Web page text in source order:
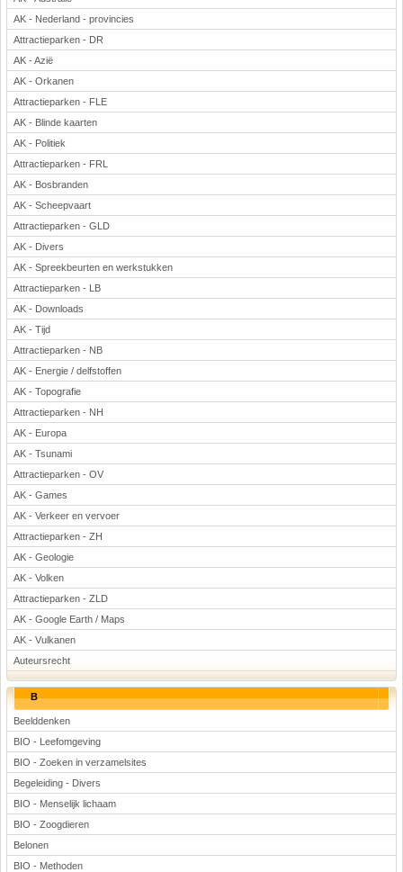
AK - Nederland - provincies
Attractieparken - DR
AK - Azië
AK - Orkanen
Attractieparken - FLE
AK - Blinde kaarten
AK - Politiek
Attractieparken - FRL
AK - Bosbranden
AK - Scheepvaart
Attractieparken - GLD
AK - Divers
AK - Spreekbeurten en werkstukken
Attractieparken - LB
AK - Downloads
AK - Tijd
Attractieparken - NB
AK - Energie / delfstoffen
AK - Topografie
Attractieparken - NH
AK - Europa
AK - Tsunami
Attractieparken - OV
AK - Games
AK - Verkeer en vervoer
Attractieparken - ZH
AK - Geologie
AK - Volken
Attractieparken - ZLD
AK - Google Earth / Maps
AK - Vulkanen
Auteursrecht
B
Beelddenken
BIO - Leefomgeving
BIO - Zoeken in verzamelsites
Begeleiding - Divers
BIO - Menselijk lichaam
BIO - Zoogdieren
Belonen
BIO - Methoden